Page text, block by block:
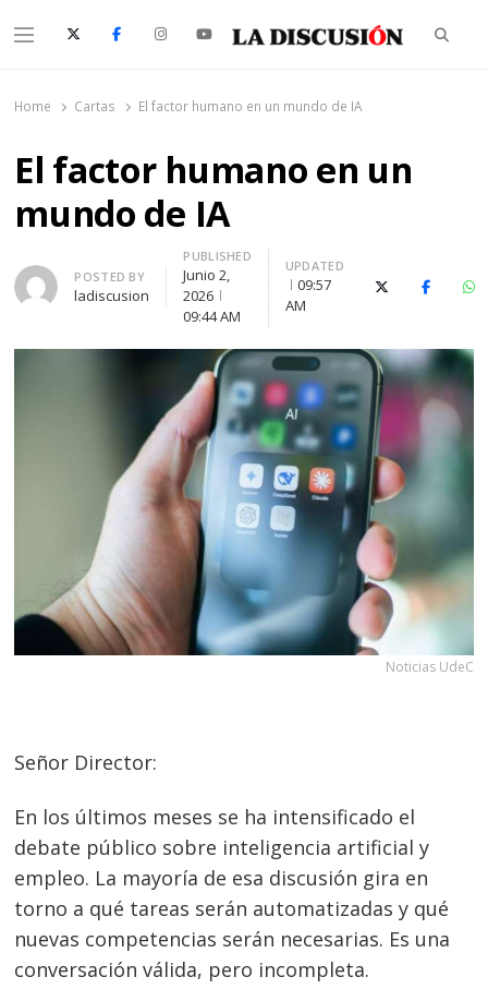
Menu
Home Cartas El factor humano en un mundo de IA
El factor humano en un
mundo de IA
Author
POSTED BY
ladiscusion
PUBLISHED
Junio 2,
2026
09:44 AM
UPDATED
09:57
AM
X (Twitter)Facebook
Noticias UdeC
Señor Director:
En los últimos meses se ha intensificado el
debate público sobre inteligencia artificial y
empleo. La mayoría de esa discusión gira en
torno a qué tareas serán automatizadas y qué
nuevas competencias serán necesarias. Es una
conversación válida, pero incompleta.